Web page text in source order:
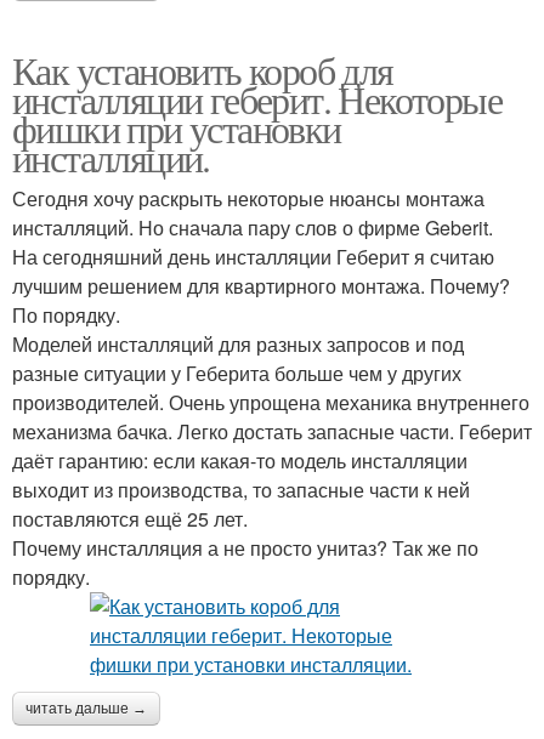
Как установить короб для
инсталляции геберит. Некоторые
фишки при установки
инсталляции.
Сегодня хочу раскрыть некоторые нюансы монтажа
инсталляций. Но сначала пару слов о фирме Geberit.
На сегодняшний день инсталляции Геберит я считаю
лучшим решением для квартирного монтажа. Почему?
По порядку.
Моделей инсталляций для разных запросов и под
разные ситуации у Геберита больше чем у других
производителей. Очень упрощена механика внутреннего
механизма бачка. Легко достать запасные части. Геберит
даёт гарантию: если какая-то модель инсталляции
выходит из производства, то запасные части к ней
поставляются ещё 25 лет.
Почему инсталляция а не просто унитаз? Так же по
порядку.
читать дальше →